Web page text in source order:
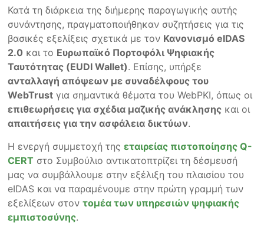
Κατά τη διάρκεια της διήμερης παραγωγικής αυτής
συνάντησης, πραγματοποιήθηκαν συζητήσεις για τις
βασικές εξελίξεις σχετικά με τον ΚανονισμόeIDAS
2.0 και το Ευρωπαϊκό Πορτοφόλι Ψηφιακής
Ταυτότητας (EUDI Wallet). Επίσης, υπήρξε
ανταλλαγή απόψεων με συναδέλφους του
WebTrust για σημαντικά θέματα του WebPKI, όπως οι
επιθεωρήσεις για σχέδια μαζικής ανάκλησης και οι
απαιτήσεις για την ασφάλεια δικτύων.
Η ενεργή συμμετοχή τηςεταιρείας πιστοποίησης Q-
CERT στο Συμβούλιο αντικατοπτρίζει τη δέσμευσή
μας να συμβάλλουμε στην εξέλιξη του πλαισίου του
eIDAS και να παραμένουμε στην πρώτη γραμμή των
εξελίξεων στοντομέα των υπηρεσιών ψηφιακής
εμπιστοσύνης.